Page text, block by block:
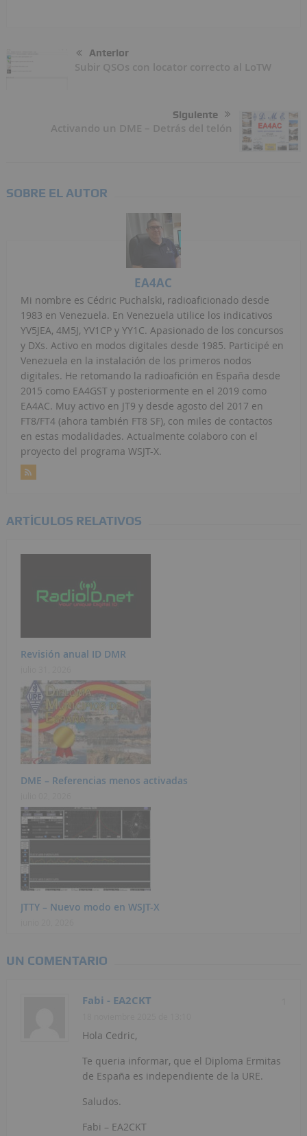
Anterior
Subir QSOs con locator correcto al LoTW
Siguiente
Activando un DME – Detrás del telón
SOBRE EL AUTOR
EA4AC
Mi nombre es Cédric Puchalski, radioaficionado desde
1983 en Venezuela. En Venezuela utilice los indicativos
YV5JEA, 4M5J, YV1CP y YY1C. Apasionado de los concursos
y DXs. Activo en modos digitales desde 1985. Participé en
Venezuela en la instalación de los primeros nodos
digitales. He retomando la radioafición en España desde
2015 como EA4GST y posteriormente en el 2019 como
EA4AC. Muy activo en JT9 y desde agosto del 2017 en
FT8/FT4 (ahora también FT8 SF), con miles de contactos
en estas modalidades. Actualmente colaboro con el
proyecto del programa WSJT-X.
ARTÍCULOS RELATIVOS
Revisión anual ID DMR
DME – Referencias menos activadas
JTTY – Nuevo modo en WSJT-X
UN COMENTARIO
Fabi - EA2CKT
Hola Cedric,
Te queria informar, que el Diploma Ermitas
de España es independiente de la URE.
Saludos.
Fabi – EA2CKT